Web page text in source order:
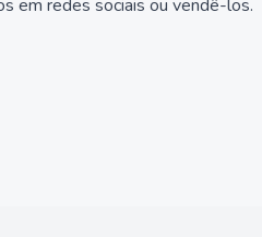
em redes sociais ou vendê-los.